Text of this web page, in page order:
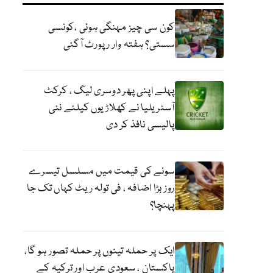
کون سی چیز مہنگی ہوئی ،کونسی
سستی؟ ہفتہ وار رپورٹ آگئی
پہلے اپنی پھر دوسری لیگ ، کرکٹ
آسٹریلیا نے کھلاڑیوں کیلئے نئی
پالیسی نافذ کر دی
سونے کی قیمت میں مسلسل تیسرے
روز بڑا اضافہ ، فی تولہ ریٹ کہاں تک جا
پہنچا؟
ایک پر حملہ تینوں پر حملہ تصور ہو گا،
پاکستان ، سعودی عرب اور ترکیہ کے